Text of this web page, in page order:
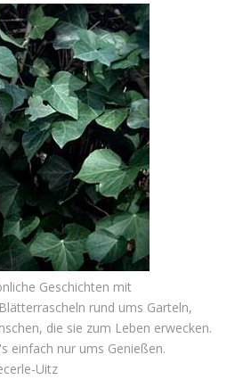
Geschichten mit
rund ums Garteln,
die sie zum Leben erwecken.
einfach nur ums Genießen.
Uitz